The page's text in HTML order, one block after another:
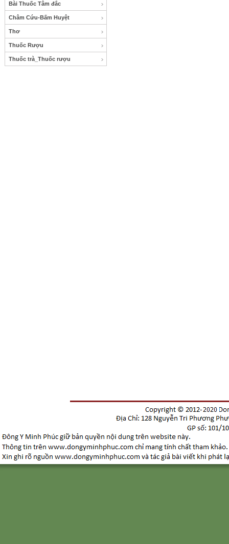
Bài Thuốc Tâm đắc
Châm Cứu-Bấm Huyệt
Thơ
Thuốc Rượu
Thuốc trà_Thuốc rượu